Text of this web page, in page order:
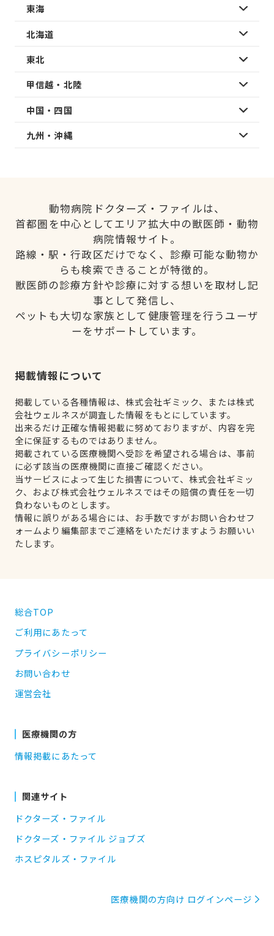
東海
北海道
東北
甲信越・北陸
中国・四国
九州・沖縄
動物病院ドクターズ・ファイルは、
首都圏を中心としてエリア拡大中の獣医師・動物
病院情報サイト。
路線・駅・行政区だけでなく、診療可能な動物か
らも検索できることが特徴的。
獣医師の診療方針や診療に対する想いを取材し記
事として発信し、
ペットも大切な家族として健康管理を行うユーザ
ーをサポートしています。
掲載情報について
掲載している各種情報は、株式会社ギミック、または株式
会社ウェルネスが調査した情報をもとにしています。
出来るだけ正確な情報掲載に努めておりますが、内容を完
全に保証するものではありません。
掲載されている医療機関へ受診を希望される場合は、事前
に必ず該当の医療機関に直接ご確認ください。
当サービスによって生じた損害について、株式会社ギミッ
ク、および株式会社ウェルネスではその賠償の責任を一切
負わないものとします。
情報に誤りがある場合には、お手数ですがお問い合わせフ
ォームより編集部までご連絡をいただけますようお願いい
たします。
総合TOP
ご利用にあたって
プライバシーポリシー
お問い合わせ
運営会社
医療機関の方
情報掲載にあたって
関連サイト
ドクターズ・ファイル
ドクターズ・ファイル ジョブズ
ホスピタルズ・ファイル
医療機関の方向け ログインページ